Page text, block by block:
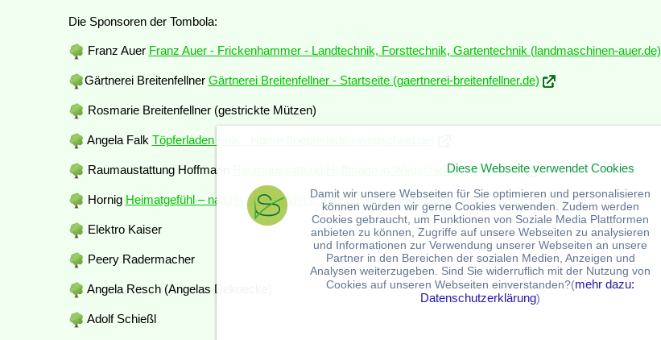
Die Sponsoren der Tombola:
Franz Auer Franz Auer - Frickenhammer - Landtechnik, Forsttechnik, Gartentechnik (landmaschinen-auer.de)
Gärtnerei Breitenfellner Gärtnerei Breitenfellner - Startseite (gaertnerei-breitenfellner.de)
Rosmarie Breitenfellner (gestrickte Mützen)
Angela Falk Töpferladen Falk - Home (toepferladen-wegscheid.de)
Raumaustattung Hoffmann Raumaussattung Hoffmann in Wegscheid (sellwerk.de)
Hornig Heimatgefühl – natürlich, besonders, nachhaltig und individuell (hornig-wegscheid.de)
Elektro Kaiser
Peery Radermacher
Angela Resch (Angelas Dekoecke)
Adolf Schießl
Diese Webseite verwendet Cookies
Damit wir unsere Webseiten für Sie optimieren und personalisieren
können würden wir gerne Cookies verwenden. Zudem werden
Cookies gebraucht, um Funktionen von Soziale Media Plattformen
anbieten zu können, Zugriffe auf unsere Webseiten zu analysieren
und Informationen zur Verwendung unserer Webseiten an unsere
Partner in den Bereichen der sozialen Medien, Anzeigen und
Analysen weiterzugeben. Sind Sie widerruflich mit der Nutzung von
Cookies auf unseren Webseiten einverstanden?(mehr dazu:
Datenschutzerklärung)